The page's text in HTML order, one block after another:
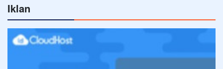
Iklan